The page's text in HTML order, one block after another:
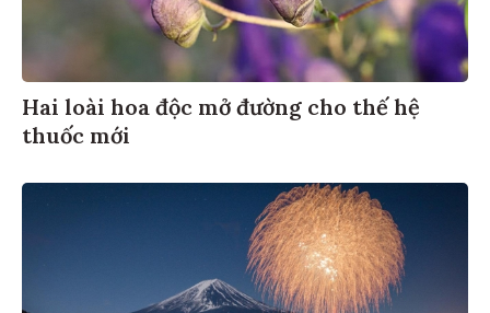
Hai loài hoa độc mở đường cho thế hệ
thuốc mới